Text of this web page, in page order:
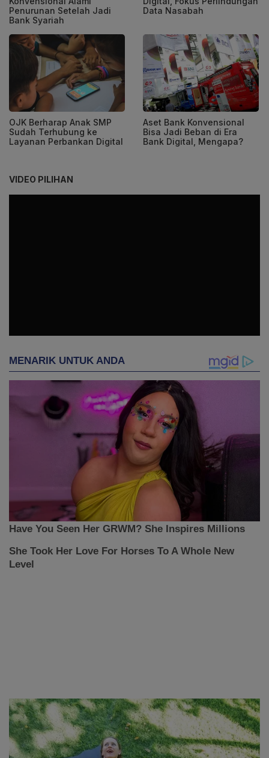
Penurunan Setelah Jadi
Bank Syariah
Data Nasabah
OJK Berharap Anak SMP
Sudah Terhubung ke
Layanan Perbankan Digital
Aset Bank Konvensional
Bisa Jadi Beban di Era
Bank Digital, Mengapa?
VIDEO PILIHAN